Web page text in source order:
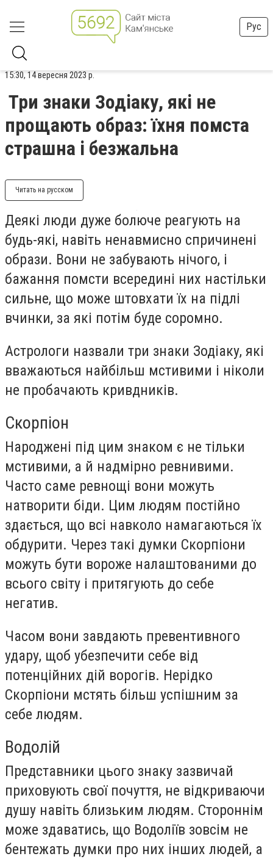
Рус
15:30, 14 вересня 2023 р.
Три знаки Зодіаку, які не
прощають образ: їхня помста
страшна і безжальна
Читать на русском
Деякі люди дуже болюче реагують на
будь-які, навіть ненавмисно спричинені
образи. Вони не забувають нічого, і
бажання помсти всередині них настільки
сильне, що може штовхати їх на підлі
вчинки, за які потім буде соромно.
Астрологи назвали три знаки Зодіаку, які
вважаються найбільш мстивими і ніколи
не пробачають кривдників.
Скорпіон
Народжені під цим знаком є не тільки
мстивими, а й надмірно ревнивими.
Часто саме ревнощі вони можуть
натворити біди. Цим людям постійно
здається, що всі навколо намагаються їх
обдурити. Через такі думки Скорпіони
можуть бути вороже налаштованими до
всього світу і притягують до себе
негатив.
Часом вони завдають превентивного
удару, щоб убезпечити себе від
потенційних дій ворогів. Нерідко
Скорпіони мстять більш успішним за
себе людям.
Водолій
Представники цього знаку зазвичай
приховують свої почуття, не відкриваючи
душу навіть близьким людям. Стороннім
може здаватись, що Водоліїв зовсім не
бентежать думки про них інших людей, а